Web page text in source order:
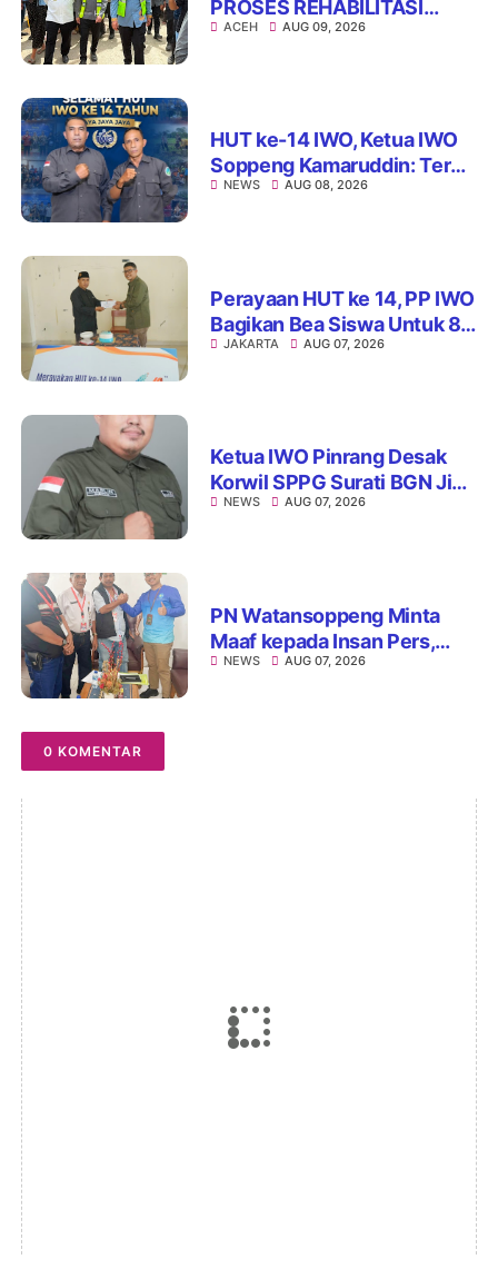
PROSES REHABILITASI
JEMBATAN LUMUT,
ACEH AUG 09, 2026
HUT ke-14 IWO, Ketua IWO
Soppeng Kamaruddin: Terus
Jaga Integritas dan Nama
NEWS AUG 08, 2026
Perayaan HUT ke 14, PP IWO
Bagikan Bea Siswa Untuk 8
Siswa SD Muhammadiyah
JAKARTA AUG 07, 2026
Ketua IWO Pinrang Desak
Korwil SPPG Surati BGN Jika
Ditemukan Dapur MBG Tak
NEWS AUG 07, 2026
PN Watansoppeng Minta
Maaf kepada Insan Pers,
Tegaskan Komitmen
NEWS AUG 07, 2026
0 KOMENTAR